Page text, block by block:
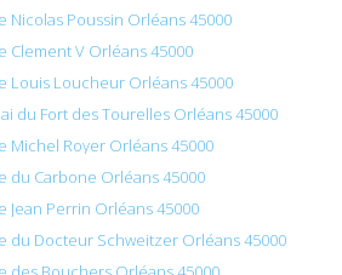
Nicolas Poussin Orléans 45000
Clement V Orléans 45000
Louis Loucheur Orléans 45000
du Fort des Tourelles Orléans 45000
Michel Royer Orléans 45000
du Carbone Orléans 45000
Jean Perrin Orléans 45000
du Docteur Schweitzer Orléans 45000